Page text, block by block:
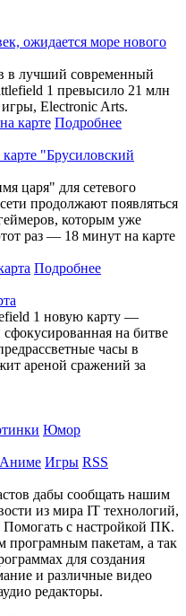
ожидается море нового
в лучший современный
1 превысило 21 млн
игры, Electronic Arts.
Подробнее
"Брусиловский
царя" для сетевого
продолжают появляться
которым уже
раз — 18 минут на карте
Подробнее
1 новую карту —
на битве
часы в
ареной сражений за
Юмор
Аниме Игры RSS
дабы сообщать нашим
из мира IT технологий,
с настройкой ПК.
програмным пакетам, а так
для создания
и различные видео
редакторы.